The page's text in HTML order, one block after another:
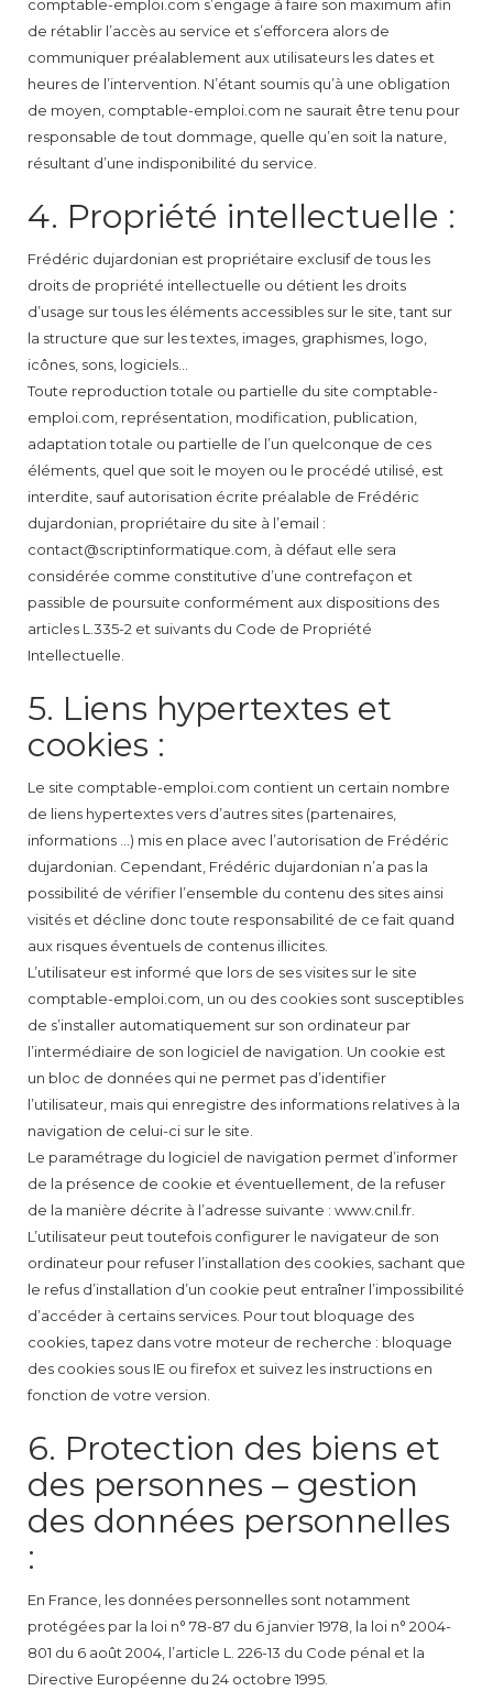
comptable-emploi.com s’engage à faire son maximum afin
de rétablir l’accès au service et s’efforcera alors de
communiquer préalablement aux utilisateurs les dates et
heures de l’intervention. N’étant soumis qu’à une obligation
de moyen, comptable-emploi.com ne saurait être tenu pour
responsable de tout dommage, quelle qu’en soit la nature,
résultant d’une indisponibilité du service.
4. Propriété intellectuelle :
Frédéric dujardonian est propriétaire exclusif de tous les
droits de propriété intellectuelle ou détient les droits
d’usage sur tous les éléments accessibles sur le site, tant sur
la structure que sur les textes, images, graphismes, logo,
icônes, sons, logiciels…
Toute reproduction totale ou partielle du site comptable-
emploi.com, représentation, modification, publication,
adaptation totale ou partielle de l’un quelconque de ces
éléments, quel que soit le moyen ou le procédé utilisé, est
interdite, sauf autorisation écrite préalable de Frédéric
dujardonian, propriétaire du site à l’email :
contact@scriptinformatique.com, à défaut elle sera
considérée comme constitutive d’une contrefaçon et
passible de poursuite conformément aux dispositions des
articles L.335-2 et suivants du Code de Propriété
Intellectuelle.
5. Liens hypertextes et
cookies :
Le site comptable-emploi.com contient un certain nombre
de liens hypertextes vers d’autres sites (partenaires,
informations …) mis en place avec l’autorisation de Frédéric
dujardonian. Cependant, Frédéric dujardonian n’a pas la
possibilité de vérifier l’ensemble du contenu des sites ainsi
visités et décline donc toute responsabilité de ce fait quand
aux risques éventuels de contenus illicites.
L’utilisateur est informé que lors de ses visites sur le site
comptable-emploi.com, un ou des cookies sont susceptibles
de s’installer automatiquement sur son ordinateur par
l’intermédiaire de son logiciel de navigation. Un cookie est
un bloc de données qui ne permet pas d’identifier
l’utilisateur, mais qui enregistre des informations relatives à la
navigation de celui-ci sur le site.
Le paramétrage du logiciel de navigation permet d’informer
de la présence de cookie et éventuellement, de la refuser
de la manière décrite à l’adresse suivante : www.cnil.fr.
L’utilisateur peut toutefois configurer le navigateur de son
ordinateur pour refuser l’installation des cookies, sachant que
le refus d’installation d’un cookie peut entraîner l’impossibilité
d’accéder à certains services. Pour tout bloquage des
cookies, tapez dans votre moteur de recherche : bloquage
des cookies sous IE ou firefox et suivez les instructions en
fonction de votre version.
6. Protection des biens et
des personnes – gestion
des données personnelles
:
En France, les données personnelles sont notamment
protégées par la loi n° 78-87 du 6 janvier 1978, la loi n° 2004-
801 du 6 août 2004, l’article L. 226-13 du Code pénal et la
Directive Européenne du 24 octobre 1995.